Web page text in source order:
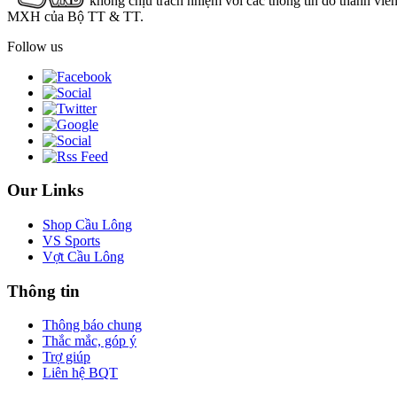
MXH của Bộ TT & TT.
Follow us
Our Links
Shop Cầu Lông
VS Sports
Vợt Cầu Lông
Thông tin
Thông báo chung
Thắc mắc, góp ý
Trợ giúp
Liên hệ BQT